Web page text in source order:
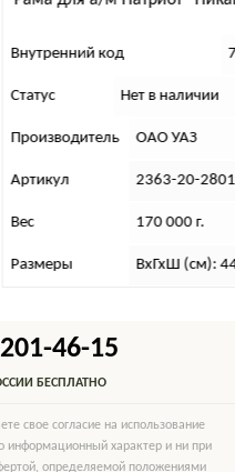
Внутренний код
Статус Нет в наличии
Производитель ОАО УАЗ
Артикул 2363-20-
Вес 170 000 г.
Размеры ВхГхШ (см):
46-15
БЕСПЛАТНО
свое согласие на использование
информационный характер и ни при
определяемой положениями